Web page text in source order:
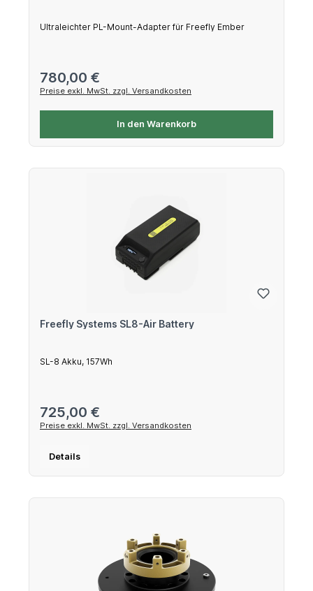
Ultraleichter PL-Mount-Adapter für Freefly Ember
Regulärer Preis:
780,00 €
Preise exkl. MwSt. zzgl. Versandkosten
In den Warenkorb
Freefly Systems SL8-Air Battery
SL-8 Akku, 157Wh
Regulärer Preis:
725,00 €
Preise exkl. MwSt. zzgl. Versandkosten
Details